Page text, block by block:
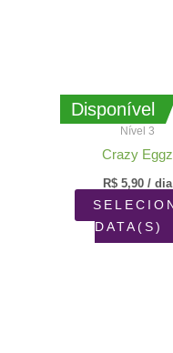
Disponível
Nível 3
Crazy Eggz
R$ 5,90 / dia
DATA(S)